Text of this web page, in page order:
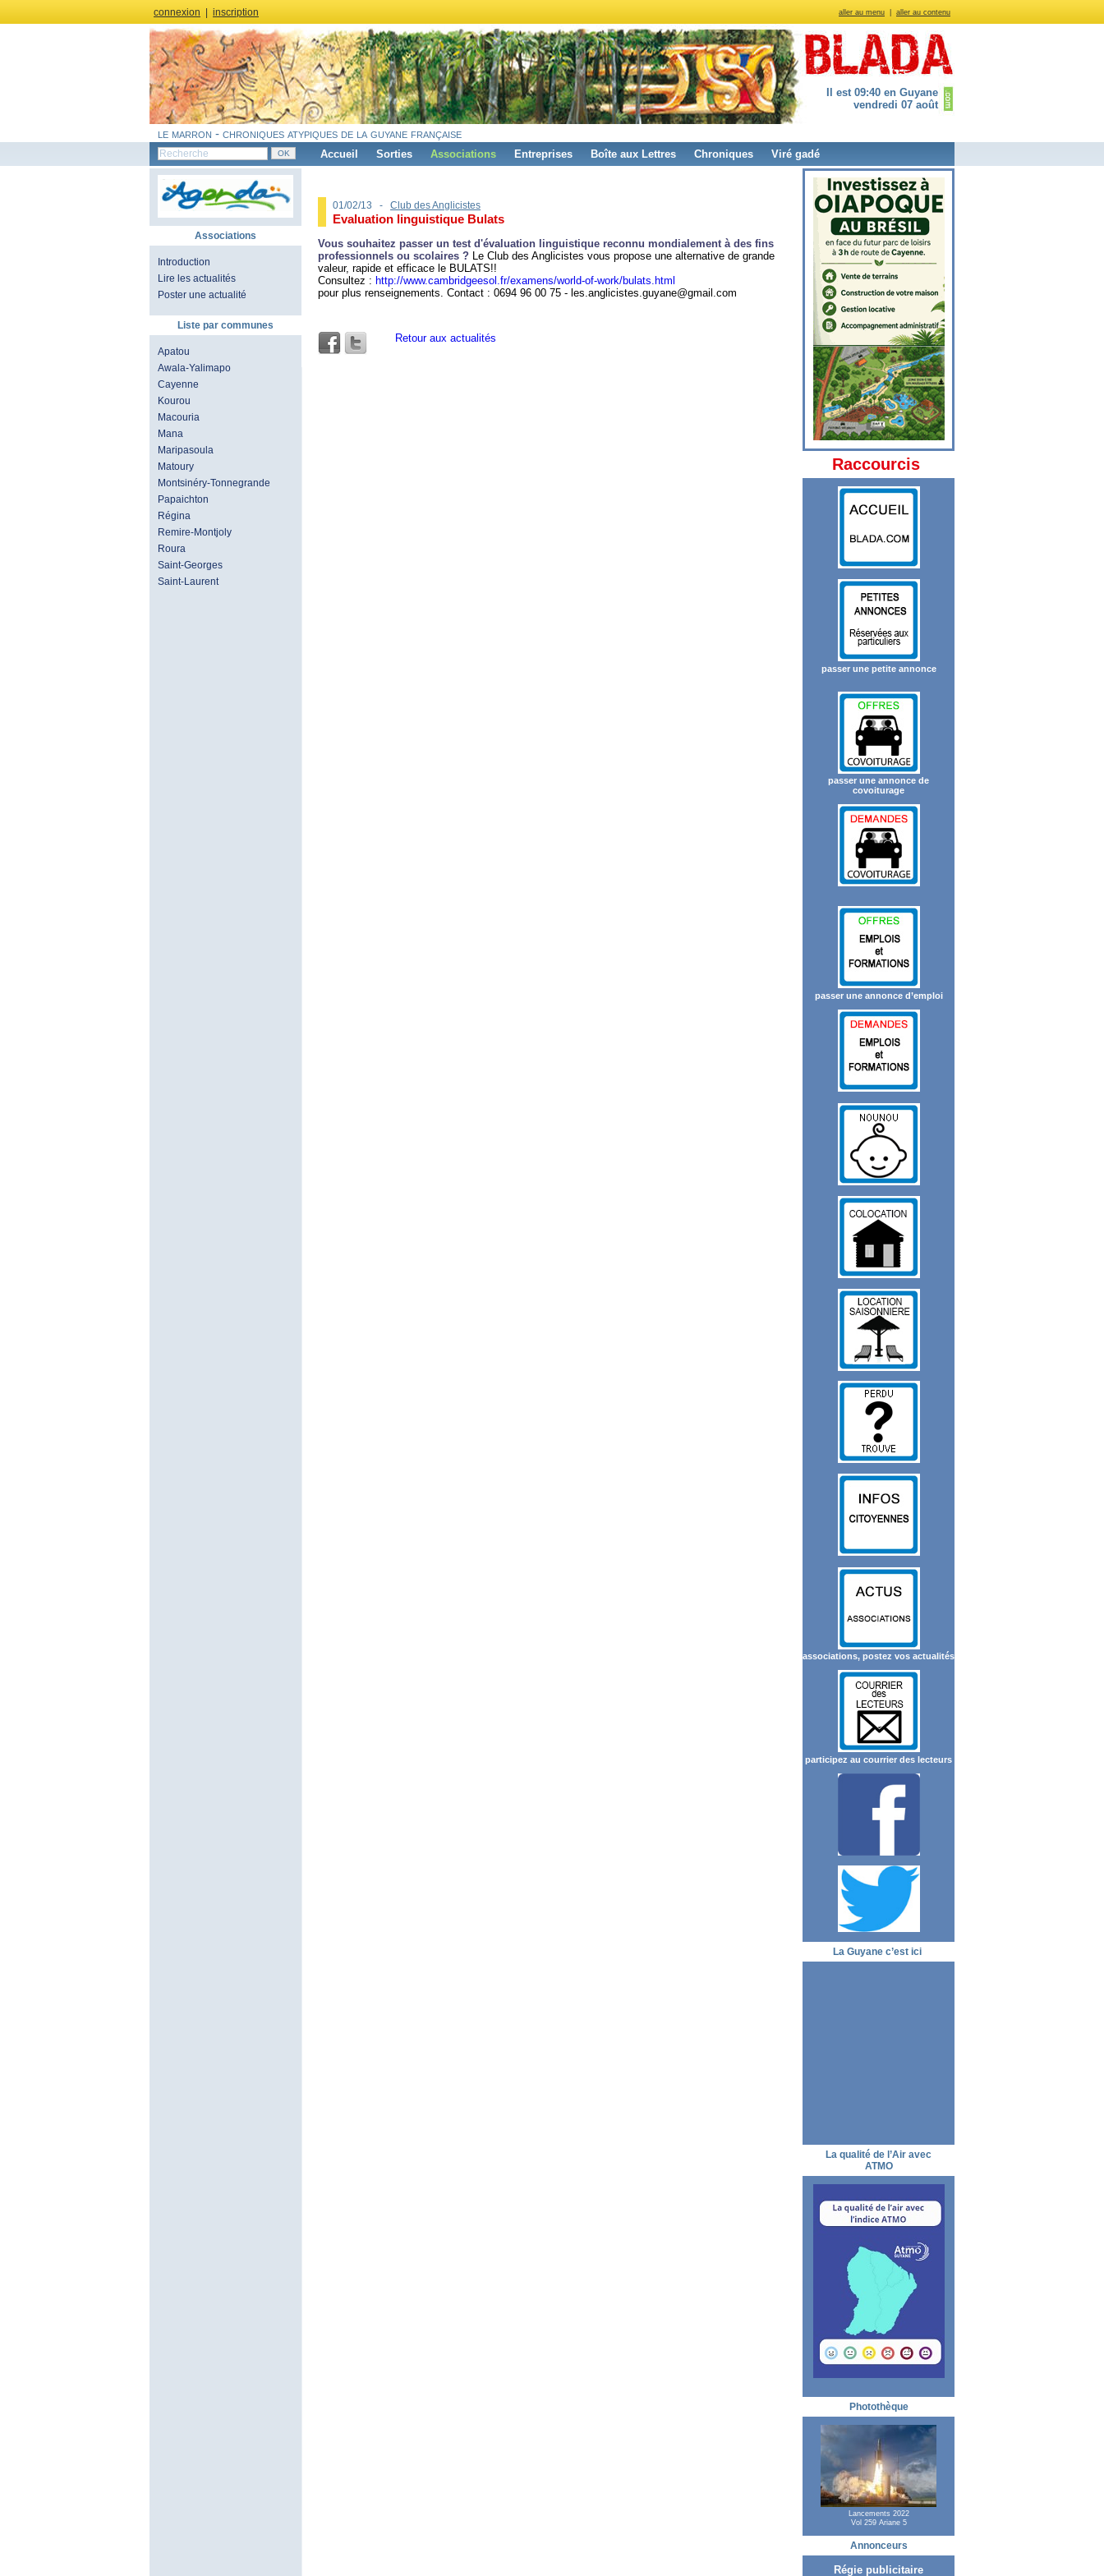
aller au menu aller au contenu
connexion inscription
Il est 09:40 en Guyane
vendredi 07 août
le marron - chroniques atypiques de la guyane française
Accueil Sorties Associations Entreprises Boîte aux Lettres Chroniques Viré gadé
Associations
Introduction
Lire les actualités
Poster une actualité
Liste par communes
Apatou
Awala-Yalimapo
Cayenne
Kourou
Macouria
Mana
Maripasoula
Matoury
Montsinéry-Tonnegrande
Papaichton
Régina
Remire-Montjoly
Roura
Saint-Georges
Saint-Laurent
01/02/13 - Club des Anglicistes
Evaluation linguistique Bulats
Vous souhaitez passer un test d'évaluation linguistique reconnu mondialement à des fins
professionnels ou scolaires ? Le Club des Anglicistes vous propose une alternative de grande
valeur, rapide et efficace le BULATS!!
Consultez : http://www.cambridgeesol.fr/examens/world-of-work/bulats.html
pour plus renseignements. Contact : 0694 96 00 75 - les.anglicistes.guyane@gmail.com
Retour aux actualités
Raccourcis
passer une petite annonce
passer une annonce de
covoiturage
passer une annonce d’emploi
associations, postez vos actualités
participez au courrier des lecteurs
La Guyane c’est ici
La qualité de l’Air avec
ATMO
Photothèque
Lancements 2022
Vol 259 Ariane 5
Annonceurs
Régie publicitaire